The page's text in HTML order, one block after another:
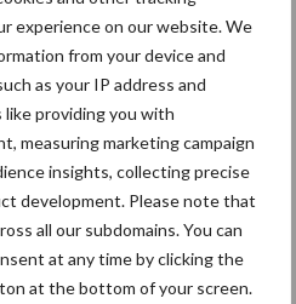
experience on our website. We
from your device and
as your IP address and
providing you with
measuring marketing campaign
insights, collecting precise
development. Please note that
all our subdomains. You can
at any time by clicking the
at the bottom of your screen.
compacte
pootcombinatie
Antwerpen breidt
uit:
meer